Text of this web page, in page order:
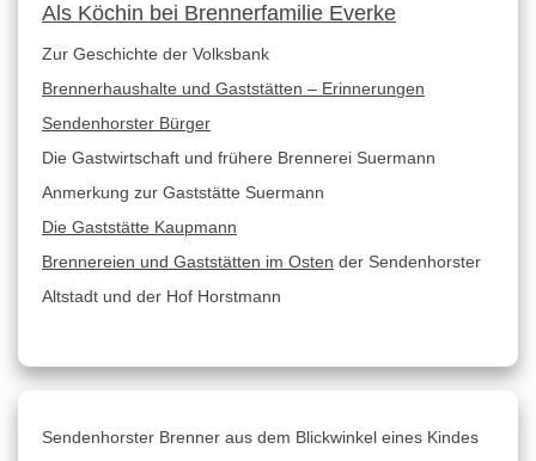
Als Köchin bei Brennerfamilie Everke
Zur Geschichte der Volksbank
Brennerhaushalte und Gaststätten – Erinnerungen
Sendenhorster Bürger
Die Gastwirtschaft und frühere Brennerei Suermann
Anmerkung zur Gaststätte Suermann
Die Gaststätte Kaupmann
Brennereien und Gaststätten im Osten der Sendenhorster
Altstadt und der Hof Horstmann
Sendenhorster Brenner aus dem Blickwinkel eines Kindes